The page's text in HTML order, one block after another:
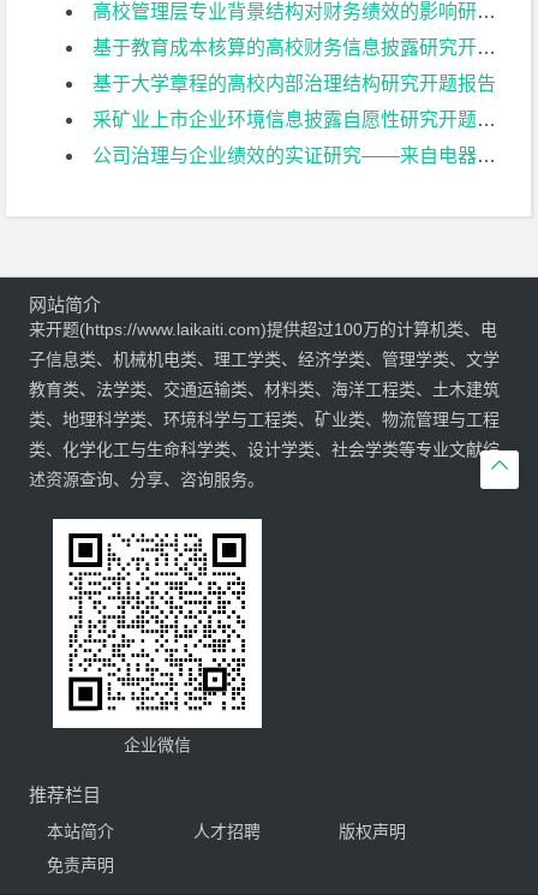
高校管理层专业背景结构对财务绩效的影响研究开题报告
基于教育成本核算的高校财务信息披露研究开题报告
基于大学章程的高校内部治理结构研究开题报告
采矿业上市企业环境信息披露自愿性研究开题报告
公司治理与企业绩效的实证研究——来自电器机械及器材制造业上市公司的经验证据开题报告

网站简介
来开题(https://www.laikaiti.com)提供超过100万的计算机类、电
子信息类、机械机电类、理工学类、经济学类、管理学类、文学
教育类、法学类、交通运输类、材料类、海洋工程类、土木建筑
类、地理科学类、环境科学与工程类、矿业类、物流管理与工程
类、化学化工与生命科学类、设计学类、社会学类等专业文献综
述资源查询、分享、咨询服务。
企业微信
推荐栏目
本站简介 人才招聘
版权声明
免责声明